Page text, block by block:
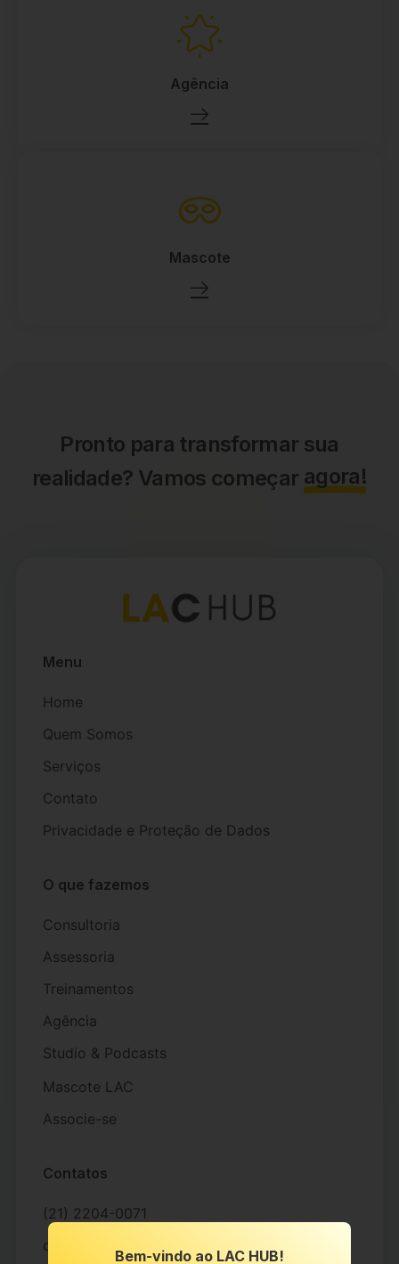
Agência
Mascote
Pronto para transformar sua
realidade? Vamos começar agora!
Menu
Home
Quem Somos
Serviços
Contato
Privacidade e Proteção de Dados
O que fazemos
Consultoria
Assessoria
Treinamentos
Agência
Studio & Podcasts
Mascote LAC
Associe-se
Contatos
(21) 2204-0071
contato@lachub.com.br
Bem-vindo ao LAC HUB!